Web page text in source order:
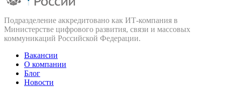
Подразделение аккредитовано как ИТ‑компания в
Министерстве цифрового развития, связи и массовых
коммуникаций Российской Федерации.
Вакансии
О компании
Блог
Новости